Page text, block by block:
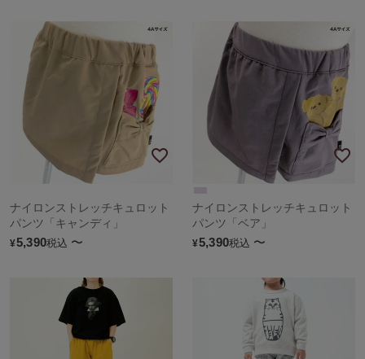
ナイロンストレッチキュロット
パンツ「キャンディ」
¥5,390税込 〜
ナイロンストレッチキュロット
パンツ「ベア」
¥5,390税込 〜